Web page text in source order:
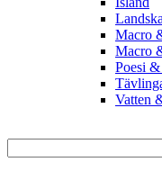
Macro
Macro
Poesi
Vatten